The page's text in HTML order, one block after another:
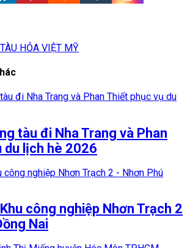
HỎA VIỆT MỸ
tàu đi Nha Trang và Phan
du lịch hè 2026
công nghiệp Nhơn Trạch 2
Nai